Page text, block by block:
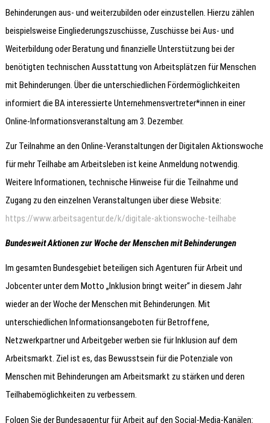
Behinderungen aus- und weiterzubilden oder einzustellen. Hierzu zählen
beispielsweise Eingliederungszuschüsse, Zuschüsse bei Aus- und
Weiterbildung oder Beratung und finanzielle Unterstützung bei der
benötigten technischen Ausstattung von Arbeitsplätzen für Menschen
mit Behinderungen. Über die unterschiedlichen Fördermöglichkeiten
informiert die BA interessierte Unternehmensvertreter*innen in einer
Online-Informationsveranstaltung am 3. Dezember.
Zur Teilnahme an den Online-Veranstaltungen der Digitalen Aktionswoche
für mehr Teilhabe am Arbeitsleben ist keine Anmeldung notwendig.
Weitere Informationen, technische Hinweise für die Teilnahme und
Zugang zu den einzelnen Veranstaltungen über diese Website:
https://www.arbeitsagentur.de/k/digitale-aktionswoche-teilhabe
Bundesweit Aktionen zur Woche der Menschen mit Behinderungen
Im gesamten Bundesgebiet beteiligen sich Agenturen für Arbeit und
Jobcenter unter dem Motto „Inklusion bringt weiter“ in diesem Jahr
wieder an der Woche der Menschen mit Behinderungen. Mit
unterschiedlichen Informationsangeboten für Betroffene,
Netzwerkpartner und Arbeitgeber werben sie für Inklusion auf dem
Arbeitsmarkt. Ziel ist es, das Bewusstsein für die Potenziale von
Menschen mit Behinderungen am Arbeitsmarkt zu stärken und deren
Teilhabemöglichkeiten zu verbessern.
Folgen Sie der Bundesagentur für Arbeit auf den Social-Media-Kanälen: